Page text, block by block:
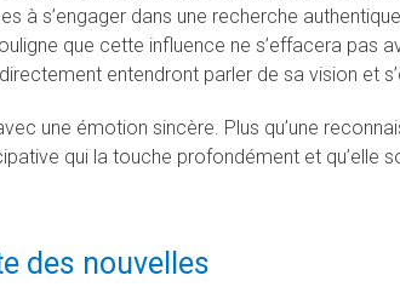
à s’engager dans une recherche
que cette influence ne s’effacera pas
entendront parler de sa vision et
une émotion sincère. Plus qu’une
qui la touche profondément et qu’elle
des nouvelles